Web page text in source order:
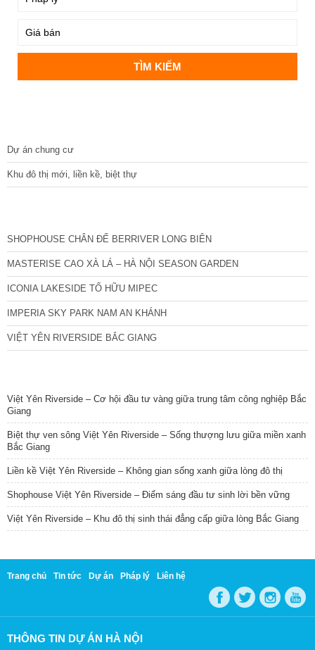
Dự án chung cư
Khu đô thị mới, liền kề, biệt thự
SHOPHOUSE CHÂN ĐẾ BERRIVER LONG BIÊN
MASTERISE CAO XÀ LÁ – HÀ NỘI SEASON GARDEN
ICONIA LAKESIDE TỐ HỮU MIPEC
IMPERIA SKY PARK NAM AN KHÁNH
VIỆT YÊN RIVERSIDE BẮC GIANG
Việt Yên Riverside – Cơ hội đầu tư vàng giữa trung tâm công nghiệp Bắc
Giang
Biệt thự ven sông Việt Yên Riverside – Sống thượng lưu giữa miền xanh
Bắc Giang
Liền kề Việt Yên Riverside – Không gian sống xanh giữa lòng đô thị
Shophouse Việt Yên Riverside – Điểm sáng đầu tư sinh lời bền vững
Việt Yên Riverside – Khu đô thị sinh thái đẳng cấp giữa lòng Bắc Giang
Trang chủ Tin tức Dự án Pháp lý Liên hệ
THÔNG TIN DỰ ÁN HÀ NỘI